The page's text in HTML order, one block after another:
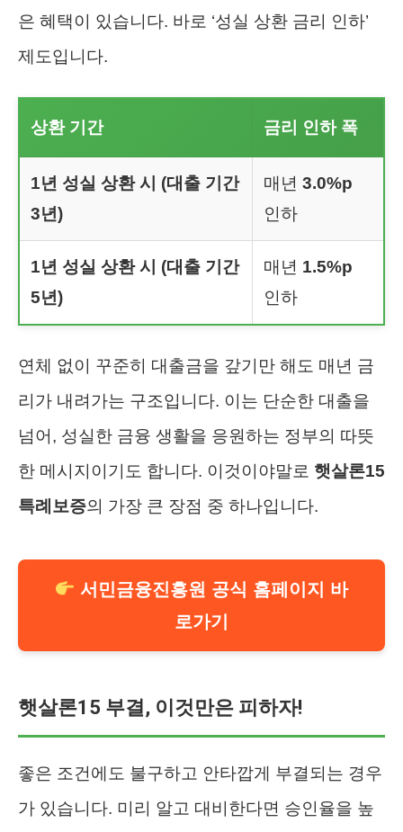
은 혜택이 있습니다. 바로 ‘성실 상환 금리 인하’
제도입니다.
상환 기간 금리 인하 폭
1년 성실 상환 시 (대출 기간
3년)
매년 3.0%p
인하
1년 성실 상환 시 (대출 기간
5년)
매년 1.5%p
인하
연체 없이 꾸준히 대출금을 갚기만 해도 매년 금
리가 내려가는 구조입니다. 이는 단순한 대출을
넘어, 성실한 금융 생활을 응원하는 정부의 따뜻
한 메시지이기도 합니다. 이것이야말로 햇살론15
특례보증의 가장 큰 장점 중 하나입니다.
서민금융진흥원 공식 홈페이지 바
로가기
햇살론15 부결, 이것만은 피하자!
좋은 조건에도 불구하고 안타깝게 부결되는 경우
가 있습니다. 미리 알고 대비한다면 승인율을 높